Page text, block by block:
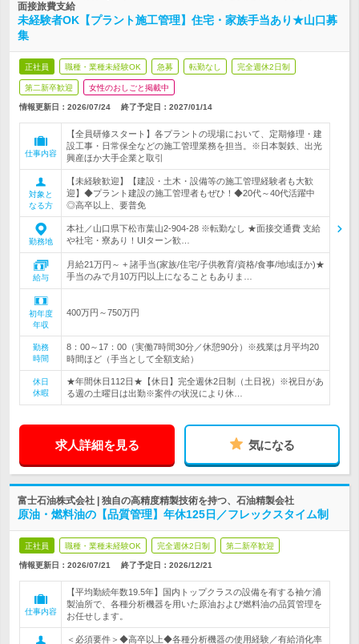
面接旅費支給
未経験者OK【プラント施工管理】住宅・家族手当あり★山口募
集
正社員 職種・業種未経験OK 急募 転勤なし 完全週休2日制
第二新卒歓迎 女性のおしごと掲載中
情報更新日：2026/07/24 終了予定日： 2027/01/14
仕事内容
【全員研修スタート】各プラントの現場において、定期修理・建
設工事・日常保全などの施工管理業務を担当。※日本製鉄、出光
興産ほか大手企業と取引
対象と
なる方
【未経験歓迎】【建設・土木・設備等の施工管理経験者も大歓
迎】◆プラント建設の施工管理者もぜひ！◆20代～40代活躍中
◎高卒以上、要普免
勤務地
本社／山口県下松市葉山2-904-28 ※転勤なし ★面接交通費 支給
や社宅・寮あり！UIターン歓…
給与
月給21万円～ + 諸手当(家族/住宅/子供教育/資格/食事/地域ほか)★
手当のみで月10万円以上になることもありま…
初年度
年収
400万円～750万円
勤務
時間
8：00～17：00（実働7時間30分／休憩90分）※残業は月平均20
時間ほど（手当として全額支給）
休日
休暇
★年間休日112日★【休日】完全週休2日制（土日祝）※祝日があ
る週の土曜日は出勤※案件の状況により休…
求人詳細を見る 気になる
富士石油株式会社 | 独自の高精度精製技術を持つ、石油精製会社
原油・燃料油の【品質管理】年休125日／フレックスタイム制
正社員 職種・業種未経験OK 完全週休2日制 第二新卒歓迎
情報更新日：2026/07/21 終了予定日： 2026/12/21
仕事内容
【平均勤続年数19.5年】国内トップクラスの設備を有する袖ケ浦
製油所で、各種分析機器を用いた原油および燃料油の品質管理を
お任せします。
＜必須要件＞◆高卒以上◆各種分析機器の使用経験／有給消化率